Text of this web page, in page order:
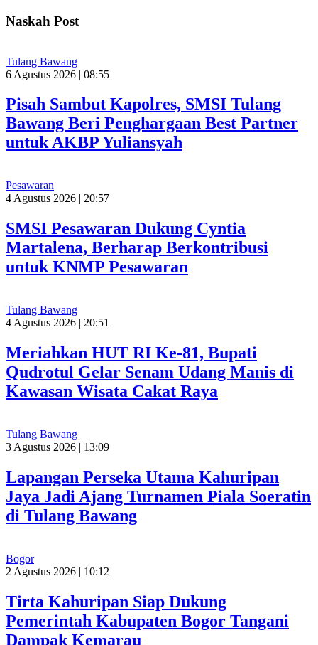
Naskah Post
Tulang Bawang
6 Agustus 2026 | 08:55
Pisah Sambut Kapolres, SMSI Tulang
Bawang Beri Penghargaan Best Partner
untuk AKBP Yuliansyah
Pesawaran
4 Agustus 2026 | 20:57
SMSI Pesawaran Dukung Cyntia
Martalena, Berharap Berkontribusi
untuk KNMP Pesawaran
Tulang Bawang
4 Agustus 2026 | 20:51
Meriahkan HUT RI Ke-81, Bupati
Qudrotul Gelar Senam Udang Manis di
Kawasan Wisata Cakat Raya
Tulang Bawang
3 Agustus 2026 | 13:09
Lapangan Perseka Utama Kahuripan
Jaya Jadi Ajang Turnamen Piala Soeratin
di Tulang Bawang
Bogor
2 Agustus 2026 | 10:12
Tirta Kahuripan Siap Dukung
Pemerintah Kabupaten Bogor Tangani
Dampak Kemarau